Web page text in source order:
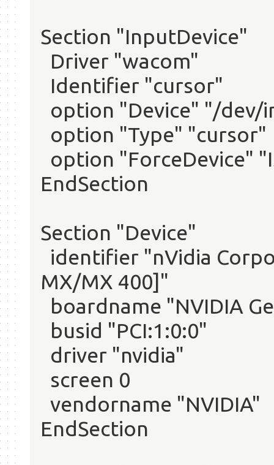
Section "InputDevice"
Driver "wacom"
Identifier "cursor"
option "Device" "/dev/
option "Type" "cursor"
option "ForceDevice"
EndSection
Section "Device"
identifier "nVidia
MX/MX 400]"
boardname "NVIDIA
busid "PCI:1:0:0"
driver "nvidia"
screen 0
vendorname "NVIDIA"
EndSection